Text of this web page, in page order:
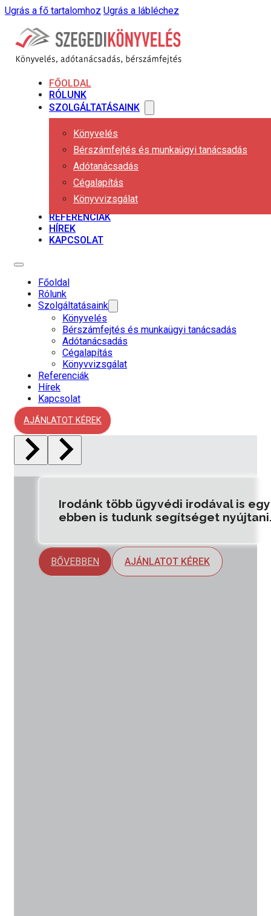
Ugrás a fő tartalomhoz Ugrás a lábléchez
FŐOLDAL
RÓLUNK
SZOLGÁLTATÁSAINK
Könyvelés
Bérszámfejtés és munkaügyi tanácsadás
Adótanácsadás
Cégalapítás
Könyvvizsgálat
REFERENCIÁK
HÍREK
KAPCSOLAT
Főoldal
Rólunk
Szolgáltatásaink
Könyvelés
Bérszámfejtés és munkaügyi tanácsadás
Adótanácsadás
Cégalapítás
Könyvvizsgálat
Referenciák
Hírek
Kapcsolat
AJÁNLATOT KÉREK
is együtt működik, így amennyiben nem